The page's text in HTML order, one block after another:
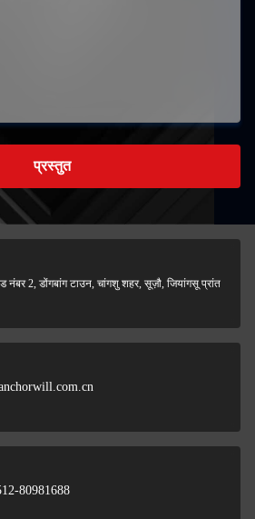
प्रस्तुत
नंबर 2, डोंगबांग टाउन, चांगशु शहर, सूज़ौ, जियांगसू प्रांत
80981688